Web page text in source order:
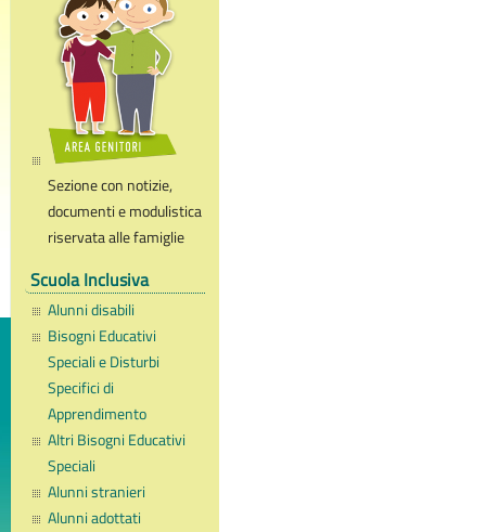
Sezione con notizie,
documenti e modulistica
riservata alle famiglie
Scuola Inclusiva
Alunni disabili
Bisogni Educativi
Speciali e Disturbi
Specifici di
Apprendimento
Altri Bisogni Educativi
Speciali
Alunni stranieri
Alunni adottati